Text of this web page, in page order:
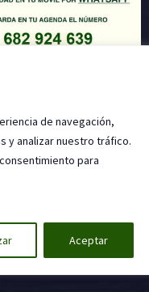
de navegación,
y analizar nuestro tráfico.
para
Aceptar
Santa Vera Cruz, Jerez